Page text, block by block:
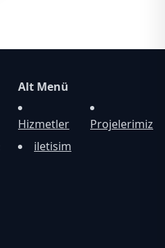
Alt Menü
Hizmetler
Projelerimiz
iletisim